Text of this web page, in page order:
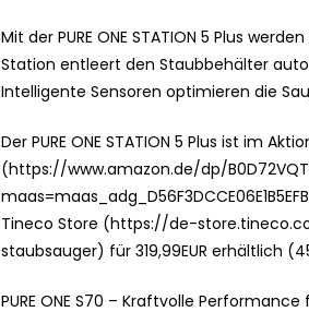
Mit der PURE ONE STATION 5 Plus
Station entleert den Staubbehälter
Intelligente Sensoren optimieren die
Der PURE ONE STATION 5 Plus ist im
(https://www.amazon.de/dp/
Tineco Store (https://de-
staubsauger) für 319,99EUR erhältlich
PURE ONE S70 – Kraftvolle